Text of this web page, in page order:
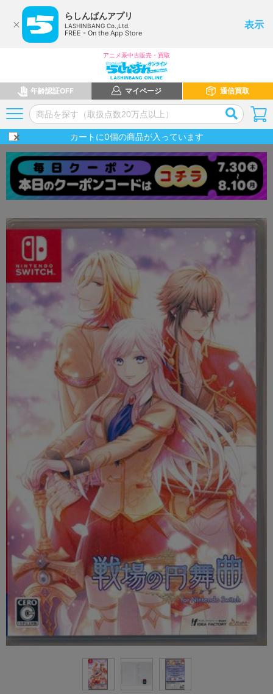
らしんばんアプリ
LASHINBANG Co.,Ltd.
FREE - On the App Store
表示
アニメ系中古販売・買取
年齢認証OFF マイページ 通信買取
カートに0個の商品が入っています